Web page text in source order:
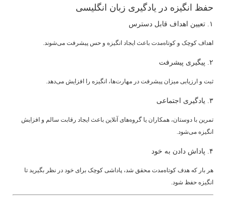
حفظ انگیزه در یادگیری زبان انگلیسی
اهداف کوچک و کوتاه‌مدت باعث ایجاد انگیزه و حس پیشرفت می‌شوند.
ثبت و ارزیابی میزان پیشرفت در مهارت‌ها، انگیزه را افزایش می‌دهد.
تمرین با دوستان، همکاران یا گروه‌های آنلاین باعث ایجاد رقابت سالم و افزایش
انگیزه می‌شود.
هر بار که هدف کوتاه‌مدت محقق شد، پاداشی کوچک برای خود در نظر بگیرید تا
انگیزه حفظ شود.